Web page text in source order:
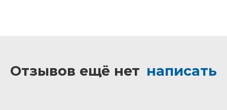
Отзывов ещё нет написать